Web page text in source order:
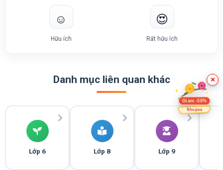
☺️
Hữu ích
😍
Rất hữu ích
Danh mục liên quan khác
Lớp 6 Lớp 8 Lớp 9
×
Giảm -50%
Shopee